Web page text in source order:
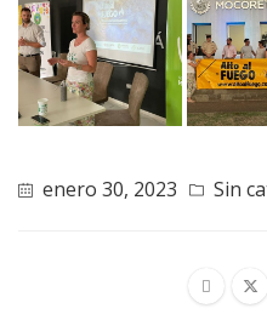
enero 30, 2023 Sin